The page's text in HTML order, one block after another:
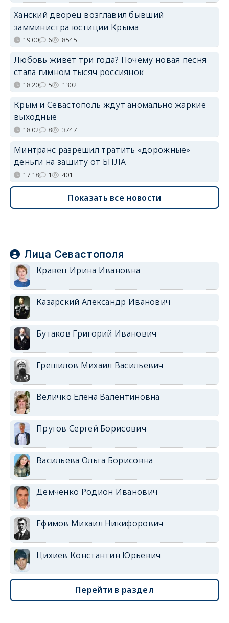
Ханский дворец возглавил бывший
замминистра юстиции Крыма
19:00 6 8545
Любовь живёт три года? Почему новая песня
стала гимном тысяч россиянок
18:20 5 1302
Крым и Севастополь ждут аномально жаркие
выходные
18:02 8 3747
Минтранс разрешил тратить «дорожные»
деньги на защиту от БПЛА
17:18 1 401
Показать все новости
Лица Севастополя
Кравец Ирина Ивановна
Казарский Александр Иванович
Бутаков Григорий Иванович
Грешилов Михаил Васильевич
Величко Елена Валентиновна
Пругов Сергей Борисович
Васильева Ольга Борисовна
Демченко Родион Иванович
Ефимов Михаил Никифорович
Цихиев Константин Юрьевич
Перейти в раздел